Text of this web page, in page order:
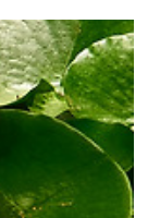
여물디여문 돌덩
고선 새순이 솟음
구슬이라 구멍 뽕
라 해도 늙음이다.